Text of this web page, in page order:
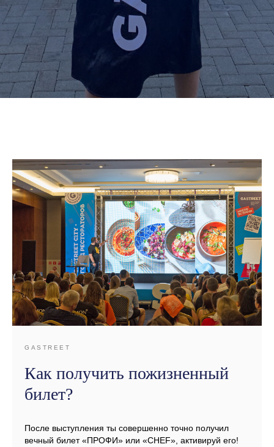
GASTREET
Как получить пожизненный
билет?
После выступления ты совершенно точно получил
вечный билет «ПРОФИ» или «CHEF», активируй его!